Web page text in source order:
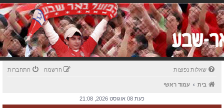
שאלות נפוצות התחברות הרשמה
בית עמוד ראשי
כעת 08 אוגוסט 2026, 21:08